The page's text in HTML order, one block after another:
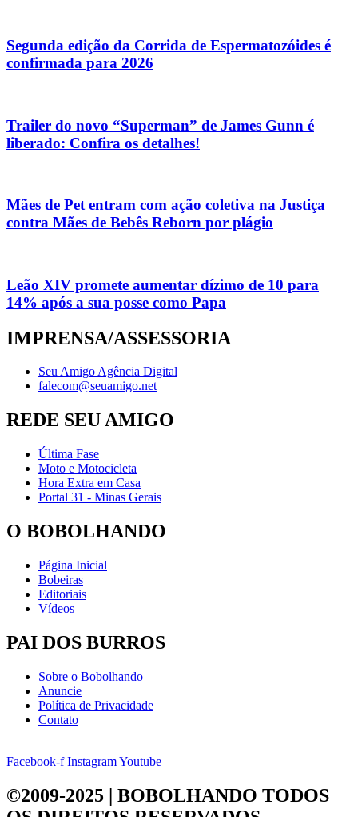
Segunda edição da Corrida de Espermatozóides é
confirmada para 2026
Trailer do novo “Superman” de James Gunn é
liberado: Confira os detalhes!
Mães de Pet entram com ação coletiva na Justiça
contra Mães de Bebês Reborn por plágio
Leão XIV promete aumentar dízimo de 10 para
14% após a sua posse como Papa
IMPRENSA/ASSESSORIA
Seu Amigo Agência Digital
falecom@seuamigo.net
REDE SEU AMIGO
Última Fase
Moto e Motocicleta
Hora Extra em Casa
Portal 31 - Minas Gerais
O BOBOLHANDO
Página Inicial
Bobeiras
Editoriais
Vídeos
PAI DOS BURROS
Sobre o Bobolhando
Anuncie
Política de Privacidade
Contato
Facebook-f InstagramYoutube
©2009-2025 | BOBOLHANDO TODOS